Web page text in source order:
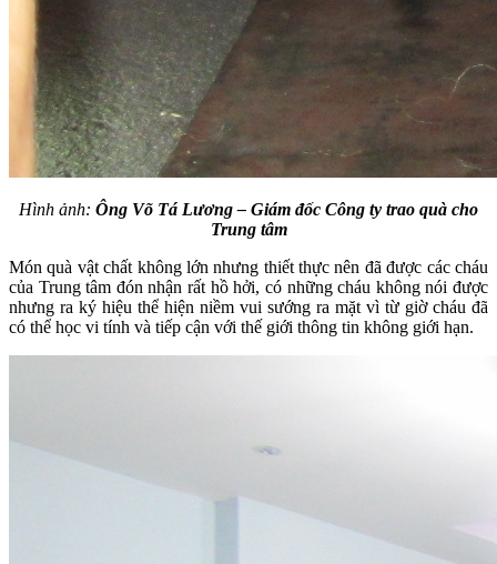
Hình ảnh: Ông Võ Tá Lương – Giám đốc Công ty trao quà cho
Trung tâm
Món quà vật chất không lớn nhưng thiết thực nên đã được các cháu
của Trung tâm đón nhận rất hồ hởi, có những cháu không nói được
nhưng ra ký hiệu thể hiện niềm vui sướng ra mặt vì từ giờ cháu đã
có thể học vi tính và tiếp cận với thế giới thông tin không giới hạn.